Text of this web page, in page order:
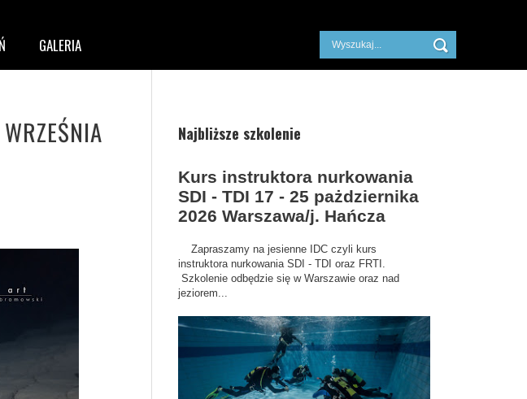
GALERIA
Najbliższe szkolenie
Kurs instruktora nurkowania
SDI - TDI 17 - 25 pażdziernika
2026 Warszawa/j. Hańcza
Zapraszamy na jesienne IDC czyli kurs
instruktora nurkowania SDI - TDI oraz FRTI.
Szkolenie odbędzie się w Warszawie oraz nad
jeziorem...